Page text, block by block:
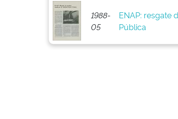
1988-
05
ENAP: resgate
Pública